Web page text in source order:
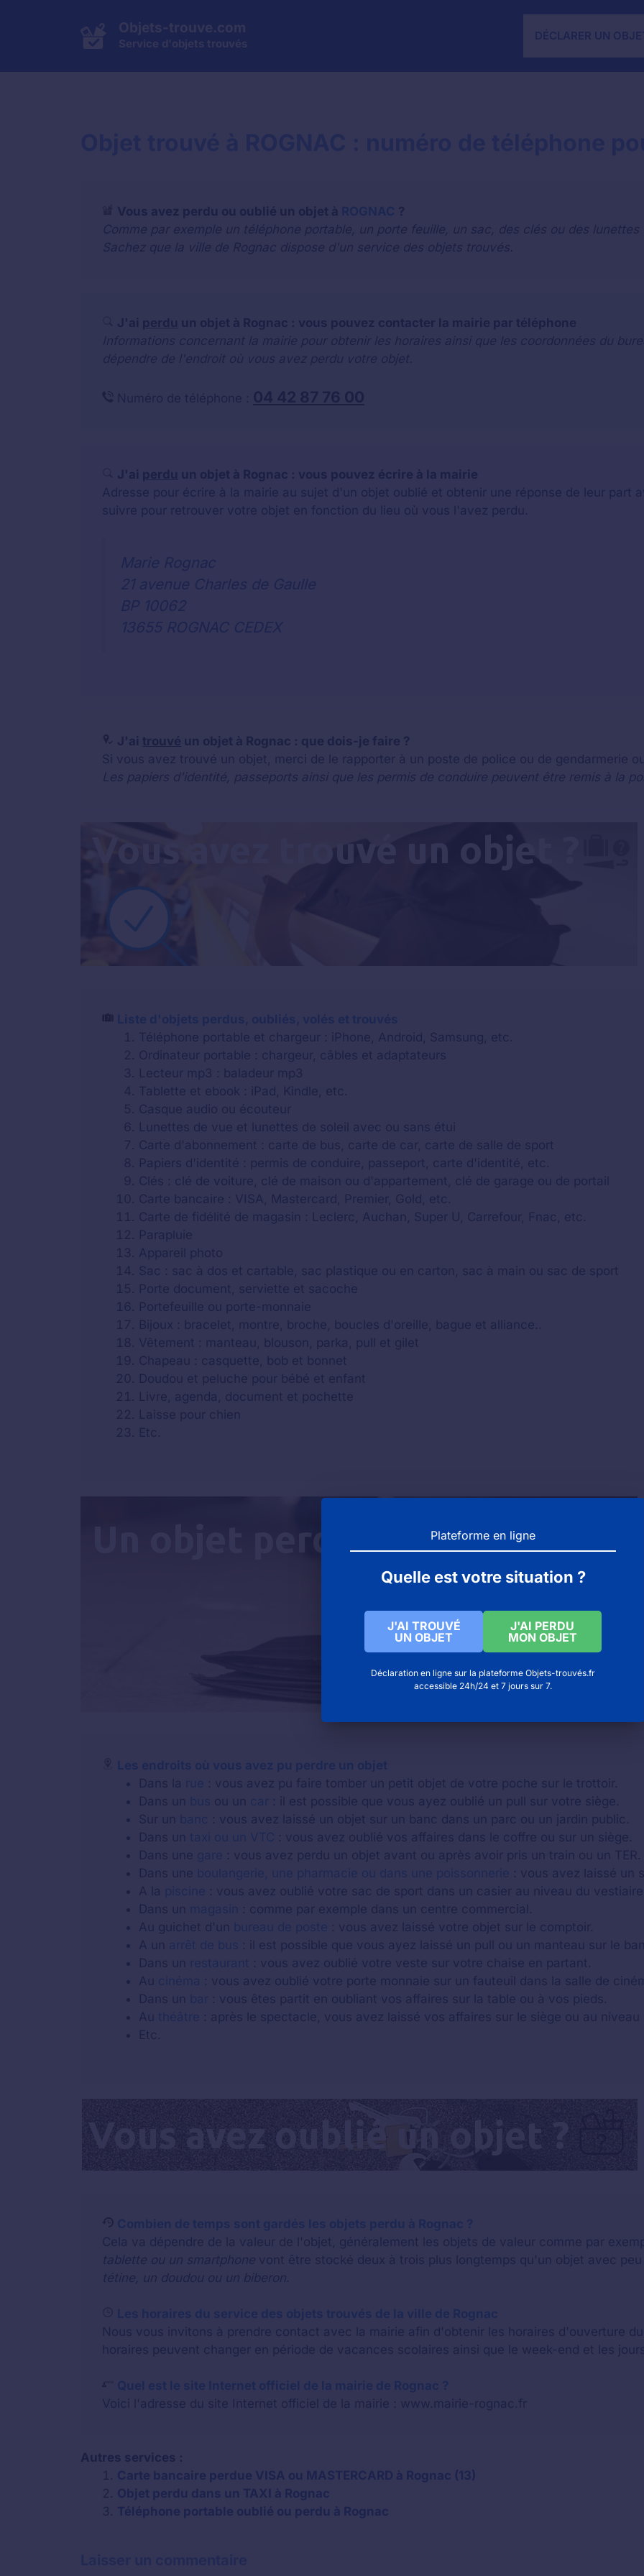
Objets-trouve.com
Service d'objets trouvés
DÉCLARER UN
Vous avez perdu ou oublié un objet à ROGNAC ?
Comme par exemple un téléphone portable, un porte feuille, un sac, des clés ou des lunettes
Sachez que la ville de Rognac dispose d'un service des objets trouvés.
J'ai trouvé un objet à Rognac : que dois-je faire ?
Si vous avez trouvé un objet, merci de le rapporter à un poste de police ou de gendarmerie
Les papiers d'identité, passeports ainsi que les permis de conduire peuvent être remis à la
Liste d'objets perdus, oubliés, volés et trouvés
Téléphone portable et chargeur : iPhone, Android, Samsung, etc.
Ordinateur portable : chargeur, câbles et adaptateurs
Lecteur mp3 : baladeur mp3
Tablette et ebook : iPad, Kindle, etc.
Casque audio ou écouteur
Lunettes de vue et lunettes de soleil avec ou sans étui
Carte d'abonnement : carte de bus, carte de car, carte de salle de sport
Papiers d'identité : permis de conduire, passeport, carte d'identité, etc.
Clés : clé de voiture, clé de maison ou d'appartement, clé de garage ou de portail
Carte bancaire : VISA, Mastercard, Premier, Gold, etc.
Carte de fidélité de magasin : Leclerc, Auchan, Super U, Carrefour, Fnac, etc.
Parapluie
Appareil photo
Sac : sac à dos et cartable, sac plastique ou en carton, sac à main ou sac de sport
Porte document, serviette et sacoche
Portefeuille ou porte-monnaie
Bijoux : bracelet, montre, broche, boucles d'oreille, bague et alliance..
Vêtement : manteau, blouson, parka, pull et gilet
Chapeau : casquette, bob et bonnet
Doudou et peluche pour bébé et enfant
Livre, agenda, document et pochette
Laisse pour chien
Etc.
Les endroits où vous avez pu perdre un objet
Dans la rue : vous avez pu faire tomber un petit objet de votre poche sur le trottoir.
Dans un bus ou un car : il est possible que vous ayez oublié un pull sur votre siège.
Sur un banc : vous avez laissé un objet sur un banc dans un parc ou un jardin public.
Dans un taxi ou un VTC : vous avez oublié vos affaires dans le coffre ou sur un siège.
Dans une gare : vous avez perdu un objet avant ou après avoir pris un train ou un TER.
Dans une boulangerie, une pharmacie ou dans une poissonnerie : vous avez laissé un
A la piscine : vous avez oublié votre sac de sport dans un casier au niveau du
Dans un magasin : comme par exemple dans un centre commercial.
Au guichet d'un bureau de poste : vous avez laissé votre objet sur le comptoir.
A un arrêt de bus : il est possible que vous ayez laissé un pull ou un manteau sur le
Dans un restaurant : vous avez oublié votre veste sur votre chaise en partant.
Au cinéma : vous avez oublié votre porte monnaie sur un fauteuil dans la salle de
Dans un bar : vous êtes partit en oubliant vos affaires sur la table ou à vos pieds.
Au théâtre : après le spectacle, vous avez laissé vos affaires sur le siège ou au niveau
Etc.
Combien de temps sont gardés les objets perdu à Rognac ?
Cela va dépendre de la valeur de l'objet, généralement les objets de valeur comme par
tablette ou un smartphone vont être stocké deux à trois plus longtemps qu'un objet avec
tétine, un doudou ou un biberon.
Les horaires du service des objets trouvés de la ville de Rognac
Nous vous invitons à prendre contact avec la mairie afin d'obtenir les horaires d'ouverture
horaires peuvent changer en période de vacances scolaires ainsi que le week-end et les
Quel est le site Internet officiel de la mairie de Rognac ?
Voici l'adresse du site Internet officiel de la mairie : www.mairie-rognac.fr
Autres services :
Carte bancaire perdue VISA ou MASTERCARD à Rognac (13)
Objet perdu dans un TAXI à Rognac
Téléphone portable oublié ou perdu à Rognac
Plateforme en ligne
Quelle est votre situation ?
J'AI TROUVÉ
UN OBJET
J'AI PERDU
MON OBJET
Déclaration en ligne sur la plateforme Objets-trouvés.fr
accessible 24h/24 et 7 jours sur 7.